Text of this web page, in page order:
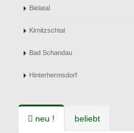
Bielatal
Kirnitzschtal
Bad Schandau
Hinterhermsdorf
neu ! beliebt